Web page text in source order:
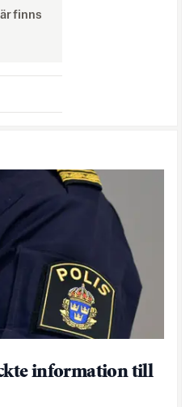
finns
information till